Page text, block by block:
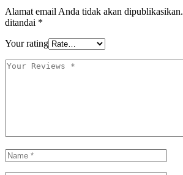
Alamat email Anda tidak akan dipublikasikan.
ditandai *
Your rating